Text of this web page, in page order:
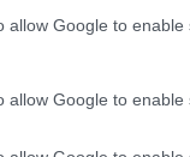
allow Google to
allow Google to
και
συγκρούσεων